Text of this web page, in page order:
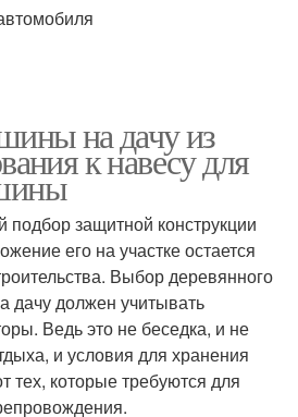
на дачу из
к навесу для
защитной конструкции
его на участке остается
Выбор деревянного
дачу должен учитывать
Ведь это не беседка, и не
и условия для хранения
тех, которые требуются для